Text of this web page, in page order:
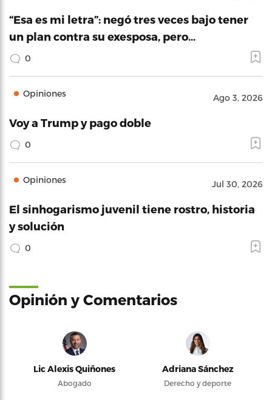
“Esa es mi letra”: negó tres veces bajo tener
un plan contra su exesposa, pero…
0
Opiniones Ago 3, 2026
Voy a Trump y pago doble
0
Opiniones Jul 30, 2026
El sinhogarismo juvenil tiene rostro, historia
y solución
0
Opinión y Comentarios
Lic Alexis Quiñones
Abogado
Adriana Sánchez
Derecho y deporte